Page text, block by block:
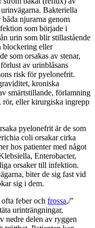
Bakteriella
njurarna genom
som började i
urin som blir stillastående
blockering eller
som orsakas av stenar,
av urinblåsans
risk för pyelonefrit.
kroniska
smärtstillande, förlamning
rör, eller kirurgiska ingrepp
pyelonefrit är de som
coli orsakar cirka
hos patienter med något
Enterobacter,
orsaker till infektion.
biter de sig fast vid
sig i dem.
feber och frossa,/"
urinträngningar,
nedre delen av ryggen